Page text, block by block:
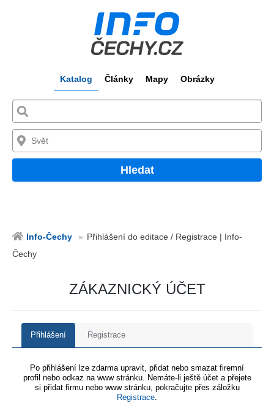
Katalog Články Mapy Obrázky
Hledat
Info-Čechy
Přihlášení do editace / Registrace | Info-
Čechy
ZÁKAZNICKÝ ÚČET
Přihlášení Registrace
Po přihlášení lze zdarma upravit, přidat nebo smazat firemní
profil nebo odkaz na www stránku. Nemáte-li ještě účet a přejete
si přidat firmu nebo www stránku, pokračujte přes záložku
Registrace.